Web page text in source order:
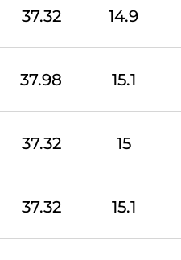
37.32 14.9
37.98 15.1
37.32 15
37.32 15.1